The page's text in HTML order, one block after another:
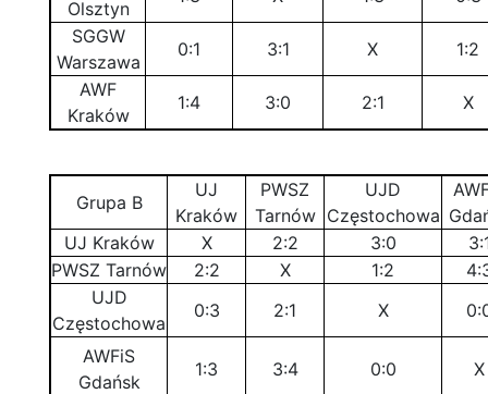
Olsztyn
SGGW
Warszawa
0:1 3:1 X
1:2
AWF
Kraków
1:4 3:0 2:1 X
Grupa B
UJ
Kraków
PWSZ
Tarnów
UJD
Częstochowa
UJ Kraków
X 2:2 3:0
PWSZ Tarnów
2:2 X 1:2
UJD
Częstochowa
0:3 2:1 X
AWFiS
Gdańsk
1:3 3:4 0:0 X